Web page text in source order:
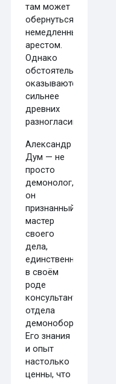
там может
обернуться
немедленным
арестом.
Однако
обстоятельства
оказываются
сильнее
древних
разногласий.
Александр
Дум — не
просто
демонолог,
он
признанный
мастер
своего
дела,
единственный
в своём
роде
консультант
отдела
демоноборцев.
Его знания
и опыт
настолько
ценны, что